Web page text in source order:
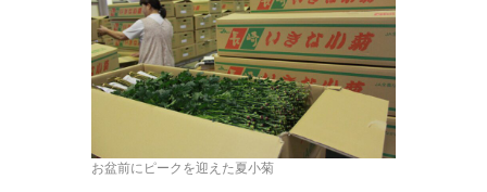
お盆前にピークを迎えた夏小菊